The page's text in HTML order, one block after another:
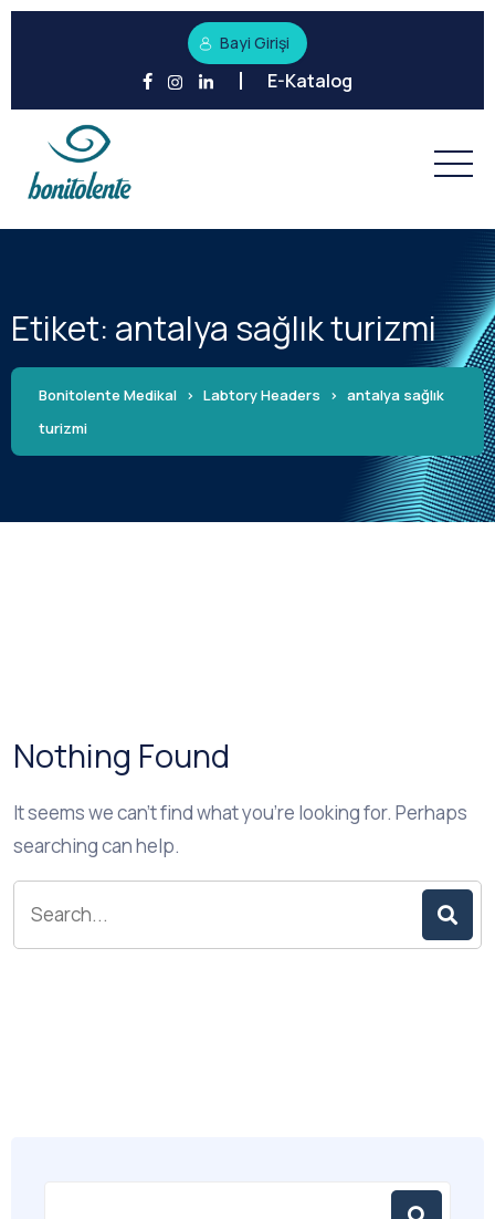
Bayi Girişi
E-Katalog
Etiket: antalya sağlık turizmi
Bonitolente Medikal > Labtory Headers > antalya sağlık
turizmi
Nothing Found
It seems we can’t find what you’re looking for. Perhaps
searching can help.